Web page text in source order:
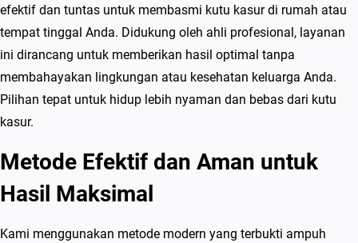
efektif dan tuntas untuk membasmi kutu kasur di rumah atau
tempat tinggal Anda. Didukung oleh ahli profesional, layanan
ini dirancang untuk memberikan hasil optimal tanpa
membahayakan lingkungan atau kesehatan keluarga Anda.
Pilihan tepat untuk hidup lebih nyaman dan bebas dari kutu
kasur.
Metode Efektif dan Aman untuk
Hasil Maksimal
Kami menggunakan metode modern yang terbukti ampuh